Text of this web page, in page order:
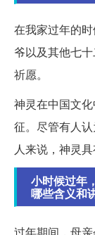
在我家过年的
爷以及其他七
祈愿。
神灵在中国文
征。尽管有人
人来说，神灵
小时候过年
哪些含义和